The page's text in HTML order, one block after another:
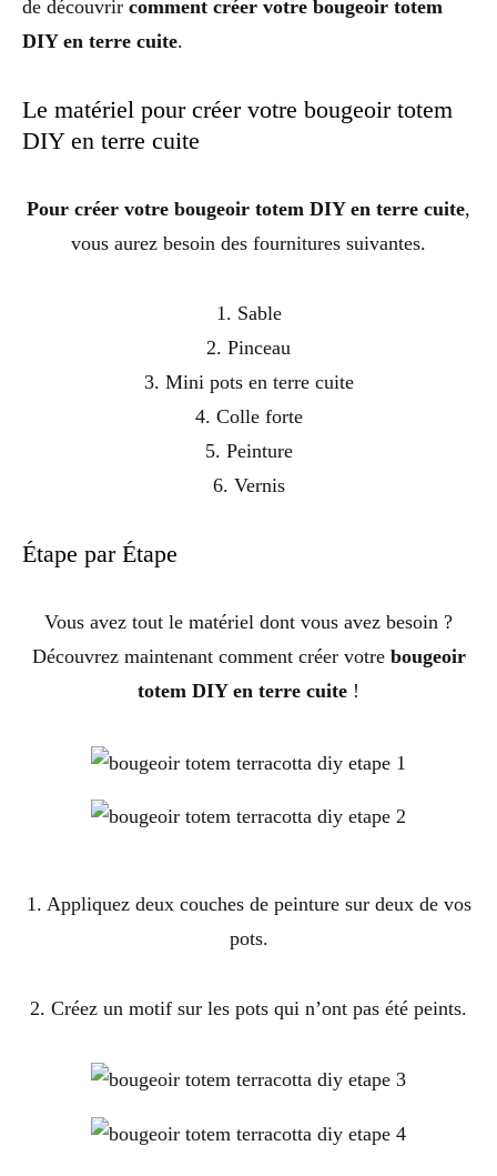
de découvrir comment créer votre bougeoir totem
DIY en terre cuite.
Le matériel pour créer votre bougeoir totem
DIY en terre cuite
Pour créer votre bougeoir totem DIY en terre cuite,
vous aurez besoin des fournitures suivantes.
1. Sable
2. Pinceau
3. Mini pots en terre cuite
4. Colle forte
5. Peinture
6. Vernis
Étape par Étape
Vous avez tout le matériel dont vous avez besoin ?
Découvrez maintenant comment créer votre bougeoir
totem DIY en terre cuite !
1. Appliquez deux couches de peinture sur deux de vos
pots.
2. Créez un motif sur les pots qui n’ont pas été peints.